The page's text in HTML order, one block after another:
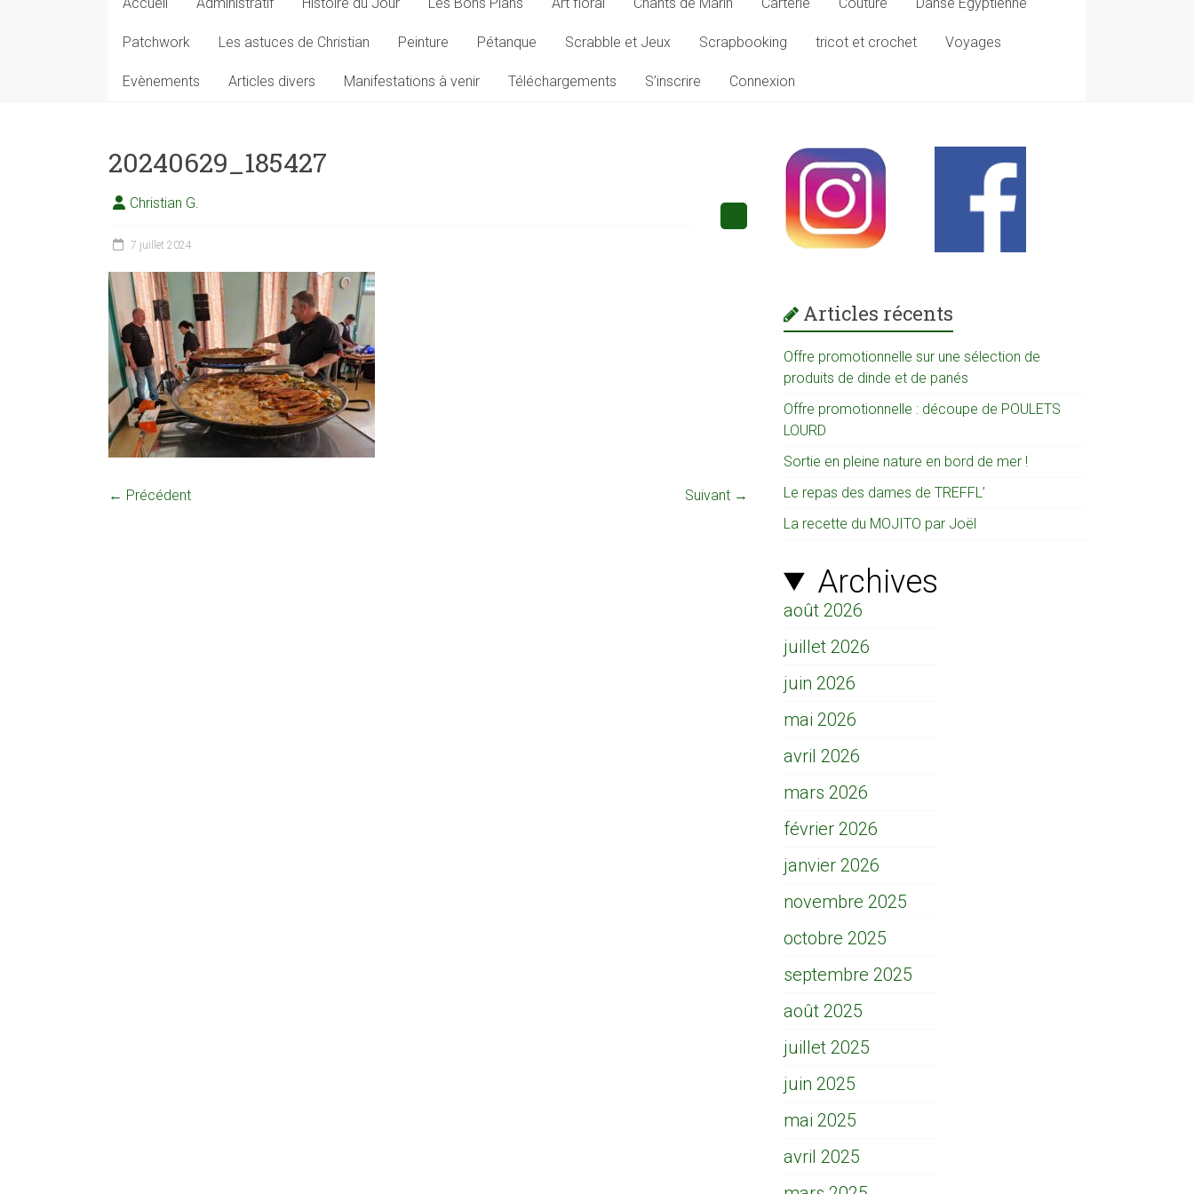
Patchwork Les astuces de Christian Peinture Pétanque Scrabble et Jeux Scrapbooking tricot et crochet Voyages
Evènements Articles divers Manifestations à venir Téléchargements S’inscrire Connexion
20240629_185427
Christian G.
7 juillet 2024
← Précédent Suivant →
Articles récents
Offre promotionnelle sur une sélection de
produits de dinde et de panés
Offre promotionnelle : découpe de POULETS
LOURD
Sortie en pleine nature en bord de mer !
Le repas des dames de TREFFL’
La recette du MOJITO par Joël
Archives
août 2026
juillet 2026
juin 2026
mai 2026
avril 2026
mars 2026
février 2026
janvier 2026
novembre 2025
octobre 2025
septembre 2025
août 2025
juillet 2025
juin 2025
mai 2025
avril 2025